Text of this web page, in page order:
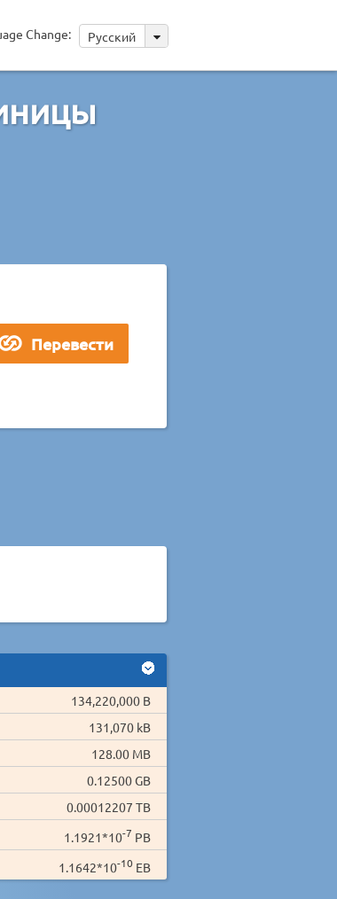
Change: Русский
134,220,000 B
131,070 kB
128.00 MB
0.12500 GB
0.00012207 TB
1.1921*10-7 PB
1.1642*10-10 EB